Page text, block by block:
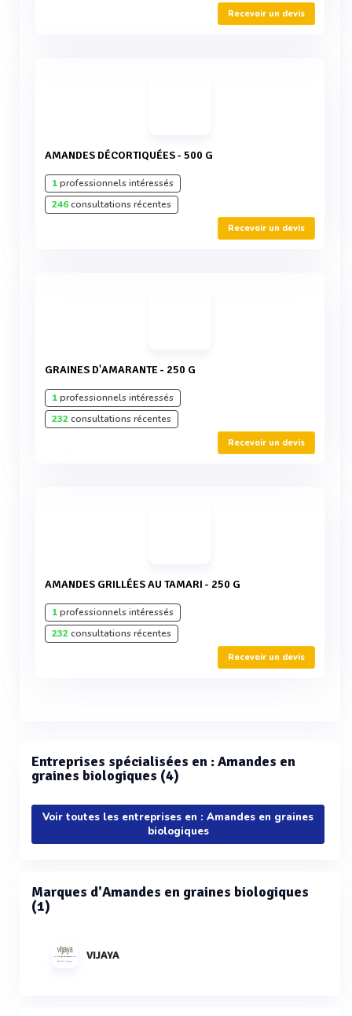
Recevoir un devis
AMANDES DÉCORTIQUÉES - 500 G
1professionnels intéressés
246consultations récentes
Recevoir un devis
GRAINES D'AMARANTE - 250 G
1professionnels intéressés
232consultations récentes
Recevoir un devis
AMANDES GRILLÉES AU TAMARI - 250 G
1professionnels intéressés
232consultations récentes
Recevoir un devis
Entreprises spécialisées en : Amandes en
graines biologiques (4)
Voir toutes les entreprises en : Amandes en graines
biologiques
Marques d'Amandes en graines biologiques
(1)
VIJAYA